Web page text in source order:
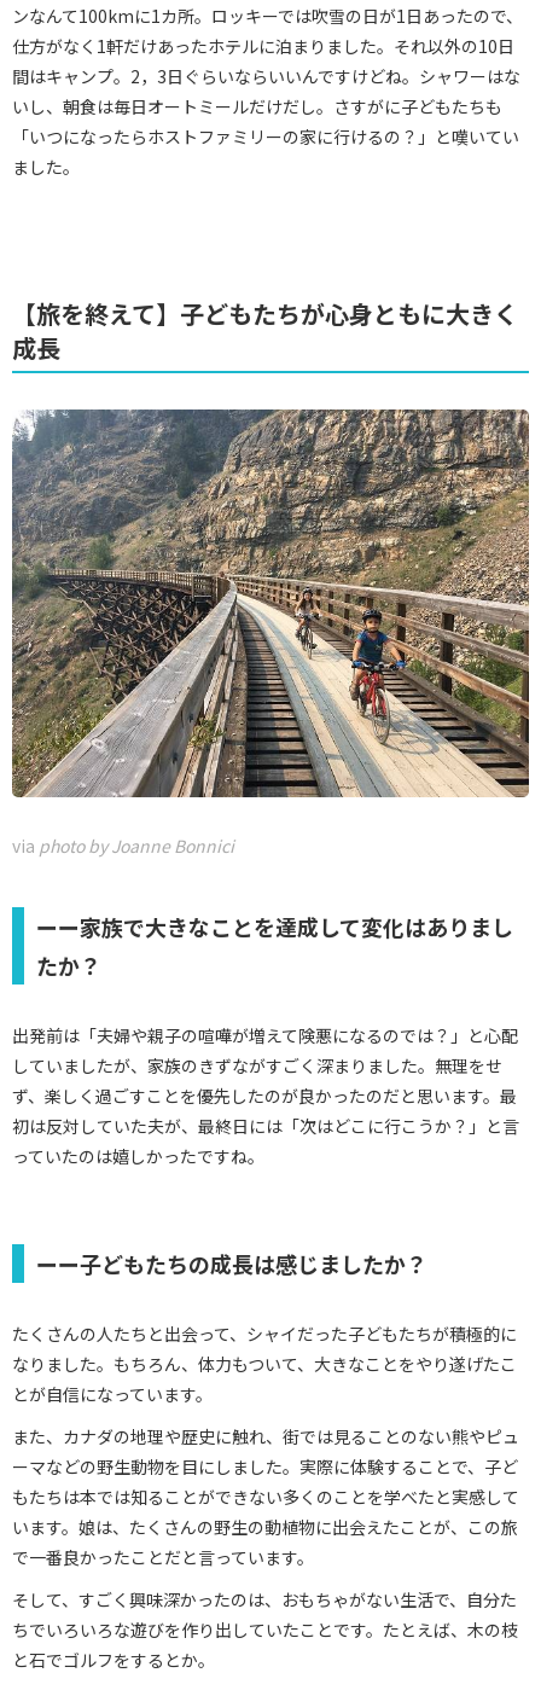
ンなんて100kmに1カ所。ロッキーでは吹雪の日が1日あったので、
仕方がなく1軒だけあったホテルに泊まりました。それ以外の10日
間はキャンプ。2，3日ぐらいならいいんですけどね。シャワーはな
いし、朝食は毎日オートミールだけだし。さすがに子どもたちも
「いつになったらホストファミリーの家に行けるの？」と嘆いてい
ました。
【旅を終えて】子どもたちが心身ともに大きく
成長
via photo by Joanne Bonnici
ーー家族で大きなことを達成して変化はありまし
たか？
出発前は「夫婦や親子の喧嘩が増えて険悪になるのでは？」と心配
していましたが、家族のきずながすごく深まりました。無理をせ
ず、楽しく過ごすことを優先したのが良かったのだと思います。最
初は反対していた夫が、最終日には「次はどこに行こうか？」と言
っていたのは嬉しかったですね。
ーー子どもたちの成長は感じましたか？
たくさんの人たちと出会って、シャイだった子どもたちが積極的に
なりました。もちろん、体力もついて、大きなことをやり遂げたこ
とが自信になっています。
また、カナダの地理や歴史に触れ、街では見ることのない熊やピュ
ーマなどの野生動物を目にしました。実際に体験することで、子ど
もたちは本では知ることができない多くのことを学べたと実感して
います。娘は、たくさんの野生の動植物に出会えたことが、この旅
で一番良かったことだと言っています。
そして、すごく興味深かったのは、おもちゃがない生活で、自分た
ちでいろいろな遊びを作り出していたことです。たとえば、木の枝
と石でゴルフをするとか。